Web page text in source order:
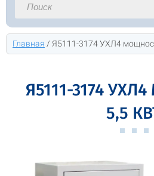
Главная / Я5111-3174 УХЛ4
Я5111-3174
5,5